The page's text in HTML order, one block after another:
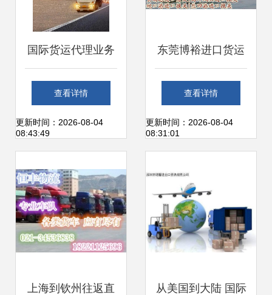
国际货运代理业务
全解析 轻松搞定物
流的关键步骤
查看详情
更新时间：2026-08-04
08:43:49
东莞博裕进口货运
代理 一站式进口清
关服务专家
查看详情
更新时间：2026-08-04
08:31:01
上海到钦州往返直 从美国到大陆 国际